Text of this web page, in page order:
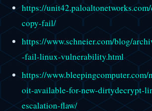
https://
copy-fail/
https://www.schneier.com/blog/
-fail-linux-vulnerability.html
https://www.bleepingcomputer.com/
oit-available-for-new-dirtydecrypt-
escalation-flaw/